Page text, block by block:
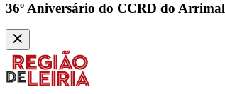
36º Aniversário do CCRD do Arrimal